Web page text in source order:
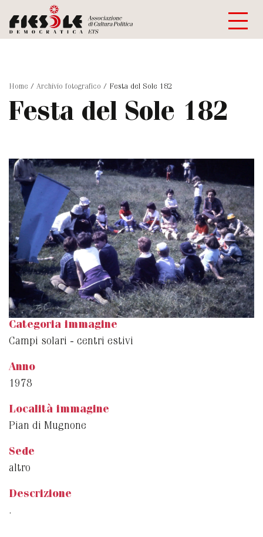
Home / Archivio fotografico / Festa del Sole 182
Festa del Sole 182
Categoria immagine
Campi solari - centri estivi
Anno
1978
Località immagine
Pian di Mugnone
Sede
altro
Descrizione
.